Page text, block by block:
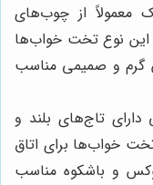
معمولاً از چوب‌های
این نوع تخت خواب‌ها
گرم و صمیمی مناسب
تاج‌های بلند و
خواب‌ها برای اتاق
و باشکوه مناسب